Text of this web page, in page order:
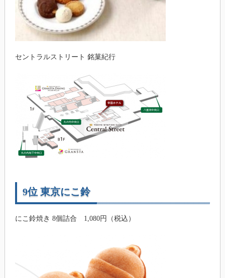
セントラルストリート 銘菓紀行
9位 東京にこ鈴
にこ鈴焼き 8個詰合 1,080円（税込）